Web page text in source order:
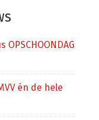
én de hele